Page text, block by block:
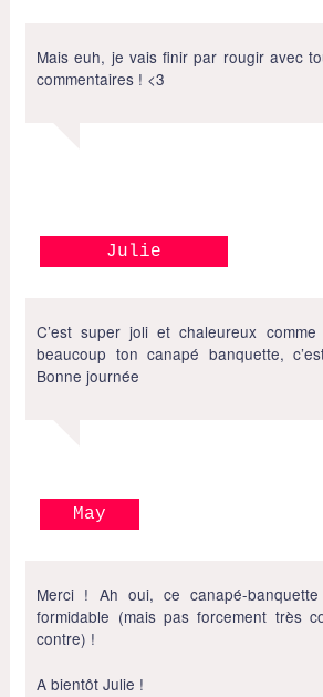
Mais euh, je vais finir par rougir avec
commentaires ! <3
Julie
C’est super joli et chaleureux comme
beaucoup ton canapé banquette,
Bonne journée
May
Merci ! Ah oui, ce canapé-
formidable (mais pas forcement très
contre) !
A bientôt Julie !